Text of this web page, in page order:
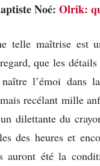
Noé: Olrik:
telle maîtrise
que les
l’émoi dans
mais recélant mille
un dilettante du
des heures et
auront été la